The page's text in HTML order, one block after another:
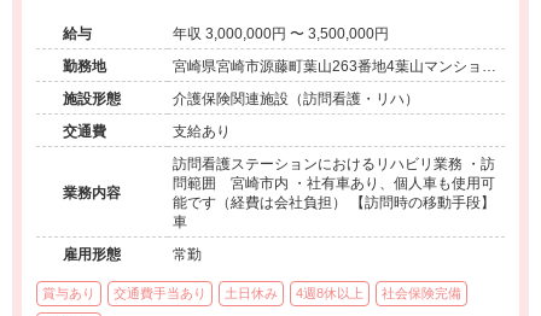
給与
年収 3,000,000円 〜 3,500,000円
勤務地
宮崎県宮崎市源藤町葉山263番地4葉山マンション
603号
施設形態
介護保険関連施設（訪問看護・リハ）
交通費
支給あり
業務内容
訪問看護ステーションにおけるリハビリ業務 ・訪
問範囲 宮崎市内 ・社有車あり、個人車も使用可
能です（経費は会社負担） 【訪問時の移動手段】
車
雇用形態
常勤
賞与あり 交通費手当あり 土日休み 4週8休以上 社会保険完備